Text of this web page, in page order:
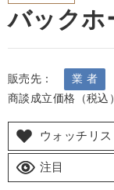
バックホ
販売先：
業 者
商談成立価格（税込
ウォッチリ
注目